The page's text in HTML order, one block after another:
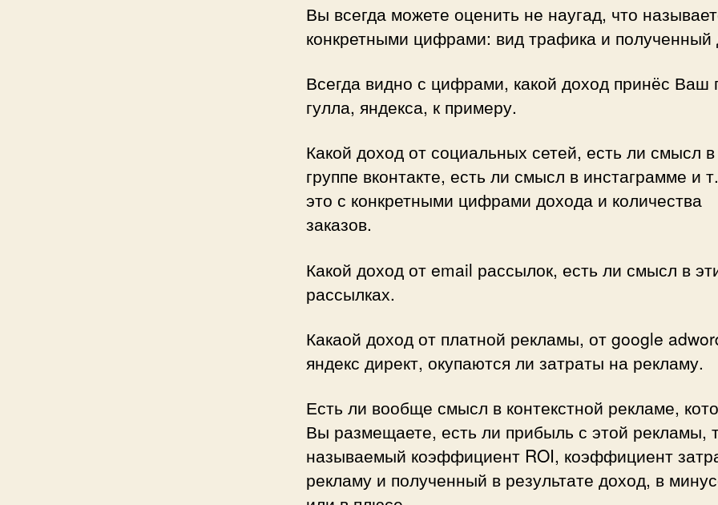
Вы всегда можете оценить не наугад, что
конкретными цифрами: вид трафика и полученный
Всегда видно с цифрами, какой доход принёс Ваш
гулла, яндекса, к примеру.
Какой доход от социальных сетей, есть ли смысл в
группе вконтакте, есть ли смысл в инстаграмме и
это с конкретными цифрами дохода и количества
заказов.
Какой доход от email рассылок, есть ли смысл в
рассылках.
Какаой доход от платной рекламы, от google
яндекс директ, окупаются ли затраты на рекламу.
Есть ли вообще смысл в контекстной рекламе,
Вы размещаете, есть ли прибыль с этой рекламы,
называемый коэффициент ROI, коэффициент
рекламу и полученный в результате доход, в